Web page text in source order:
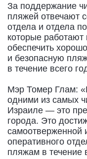
За поддержание
пляжей отвечают
отдела и отдела
которые работают
обеспечить
и безопасную
в течение всего
Мэр Томер Глам:
одними из самых
Израиле — это
города. Это
самоотверженной
оперативного
пляжам в течение